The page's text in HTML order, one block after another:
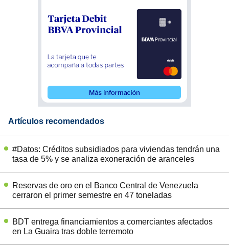
Artículos recomendados
#Datos: Créditos subsidiados para viviendas tendrán una
tasa de 5% y se analiza exoneración de aranceles
Reservas de oro en el Banco Central de Venezuela
cerraron el primer semestre en 47 toneladas
BDT entrega financiamientos a comerciantes afectados
en La Guaira tras doble terremoto